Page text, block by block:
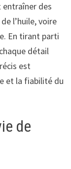
entraîner des
l’huile, voire
En tirant parti
détail
est
et la fiabilité du
de